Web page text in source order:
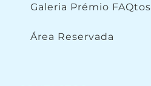
Galeria Prémio FAQtos
Área Reservada